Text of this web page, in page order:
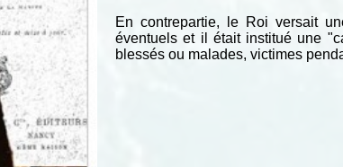
En contrepartie, le Roi versait
éventuels et il était institué une
blessés ou malades, victimes